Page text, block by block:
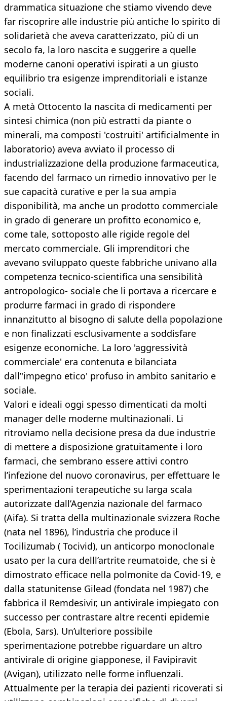
drammatica situazione che stiamo vivendo deve
far riscoprire alle industrie più antiche lo spirito di
solidarietà che aveva caratterizzato, più di un
secolo fa, la loro nascita e suggerire a quelle
moderne canoni operativi ispirati a un giusto
equilibrio tra esigenze imprenditoriali e istanze
sociali.
A metà Ottocento la nascita di medicamenti per
sintesi chimica (non più estratti da piante o
minerali, ma composti 'costruiti' artificialmente in
laboratorio) aveva avviato il processo di
industrializzazione della produzione farmaceutica,
facendo del farmaco un rimedio innovativo per le
sue capacità curative e per la sua ampia
disponibilità, ma anche un prodotto commerciale
in grado di generare un profitto economico e,
come tale, sottoposto alle rigide regole del
mercato commerciale. Gli imprenditori che
avevano sviluppato queste fabbriche univano alla
competenza tecnico-scientifica una sensibilità
antropologico- sociale che li portava a ricercare e
produrre farmaci in grado di rispondere
innanzitutto al bisogno di salute della popolazione
e non finalizzati esclusivamente a soddisfare
esigenze economiche. La loro 'aggressività
commerciale' era contenuta e bilanciata
dall’'impegno etico' profuso in ambito sanitario e
sociale.
Valori e ideali oggi spesso dimenticati da molti
manager delle moderne multinazionali. Li
ritroviamo nella decisione presa da due industrie
di mettere a disposizione gratuitamente i loro
farmaci, che sembrano essere attivi contro
l’infezione del nuovo coronavirus, per effettuare le
sperimentazioni terapeutiche su larga scala
autorizzate dall’Agenzia nazionale del farmaco
(Aifa). Si tratta della multinazionale svizzera Roche
(nata nel 1896), l’industria che produce il
Tocilizumab ( Tocivid), un anticorpo monoclonale
usato per la cura delll’artrite reumatoide, che si è
dimostrato efficace nella polmonite da Covid-19, e
dalla statunitense Gilead (fondata nel 1987) che
fabbrica il Remdesivir, un antivirale impiegato con
successo per contrastare altre recenti epidemie
(Ebola, Sars). Un’ulteriore possibile
sperimentazione potrebbe riguardare un altro
antivirale di origine giapponese, il Favipiravit
(Avigan), utilizzato nelle forme influenzali.
Attualmente per la terapia dei pazienti ricoverati si